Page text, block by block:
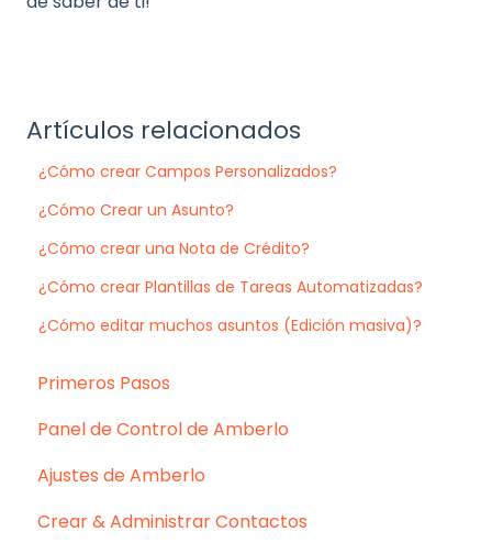
Artículos relacionados
¿Cómo crear Campos Personalizados?
¿Cómo Crear un Asunto?
¿Cómo crear una Nota de Crédito?
¿Cómo crear Plantillas de Tareas Automatizadas?
¿Cómo editar muchos asuntos (Edición masiva)?
Primeros Pasos
Panel de Control de Amberlo
Ajustes de Amberlo
Crear & Administrar Contactos